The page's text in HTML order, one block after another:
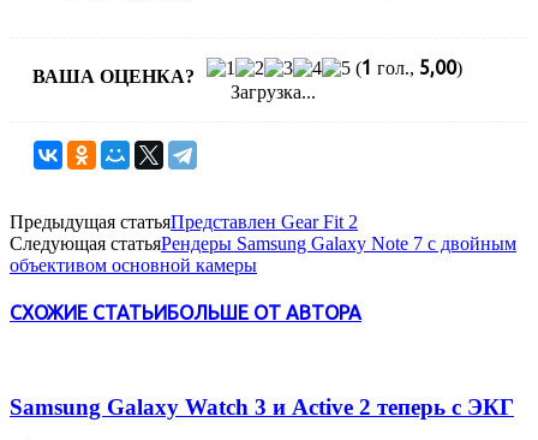
ВАША ОЦЕНКА? (1 гол., 5,00)
Загрузка...
Предыдущая статьяПредставлен Gear Fit 2
Следующая статьяРендеры Samsung Galaxy Note 7 с двойным
объективом основной камеры
СХОЖИЕ СТАТЬИБОЛЬШЕ ОТ АВТОРА
Samsung Galaxy Watch 3 и Active 2 теперь с ЭКГ